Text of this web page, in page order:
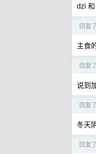
dzi
回复
主食
回复
说到
回复
冬天
回复